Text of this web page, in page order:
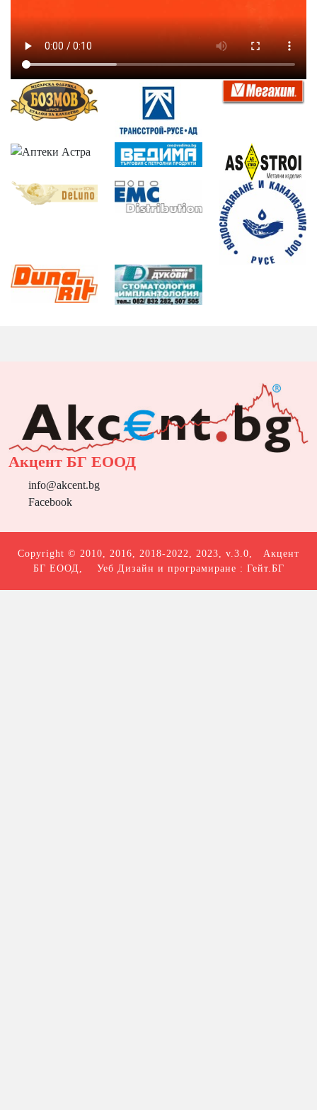
Акцент БГ ЕООД
info@akcent.bg
Facebook
Copyright © 2010, 2016, 2018-2022, 2023, v.3.0, Акцент
БГ ЕООД , Уеб Дизайн и програмиране : Гейт.БГ